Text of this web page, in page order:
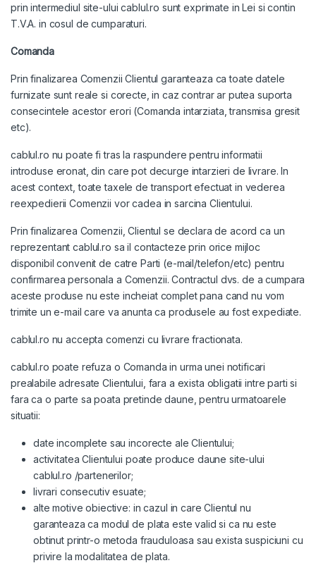
prin intermediul site-ului cablul.ro sunt exprimate in Lei si contin
T.V.A. in cosul de cumparaturi.
Comanda
Prin finalizarea Comenzii Clientul garanteaza ca toate datele
furnizate sunt reale si corecte, in caz contrar ar putea suporta
consecintele acestor erori (Comanda intarziata, transmisa gresit
etc).
cablul.ro nu poate fi tras la raspundere pentru informatii
introduse eronat, din care pot decurge intarzieri de livrare. In
acest context, toate taxele de transport efectuat in vederea
reexpedierii Comenzii vor cadea in sarcina Clientului.
Prin finalizarea Comenzii, Clientul se declara de acord ca un
reprezentant cablul.ro sa il contacteze prin orice mijloc
disponibil convenit de catre Parti (e-mail/telefon/etc) pentru
confirmarea personala a Comenzii. Contractul dvs. de a cumpara
aceste produse nu este incheiat complet pana cand nu vom
trimite un e-mail care va anunta ca produsele au fost expediate.
cablul.ro nu accepta comenzi cu livrare fractionata.
cablul.ro poate refuza o Comanda in urma unei notificari
prealabile adresate Clientului, fara a exista obligatii intre parti si
fara ca o parte sa poata pretinde daune, pentru urmatoarele
situatii:
date incomplete sau incorecte ale Clientului;
activitatea Clientului poate produce daune site-ului
cablul.ro /partenerilor;
livrari consecutiv esuate;
alte motive obiective: in cazul in care Clientul nu
garanteaza ca modul de plata este valid si ca nu este
obtinut printr-o metoda frauduloasa sau exista suspiciuni cu
privire la modalitatea de plata.